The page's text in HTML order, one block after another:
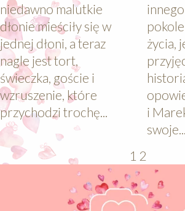
niedawno malutkie
dłonie mieściły się w
jednej dłoni, a teraz
nagle jest tort,
świeczka, goście i
wzruszenie, które
przychodzi trochę...
życia,
i
swoje...
1 2